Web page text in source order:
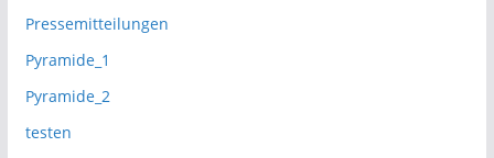
Pressemitteilungen
Pyramide_1
Pyramide_2
testen